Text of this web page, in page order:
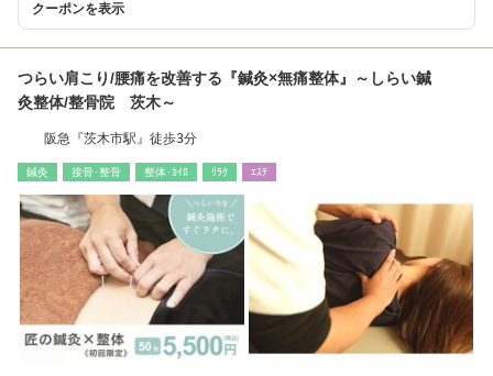
クーポンを表示
つらい肩こり/腰痛を改善する『鍼灸×無痛整体』～しらい鍼
灸整体/整骨院 茨木～
阪急『茨木市駅』徒歩3分
鍼灸 接骨･整骨 整体･ｶｲﾛ ﾘﾗｸ ｴｽﾃ